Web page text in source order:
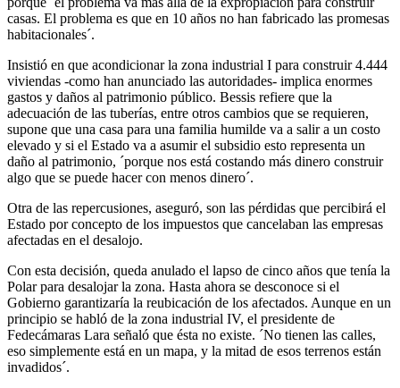
casas. El problema es que en 10 años no han fabricado las promesas
habitacionales´.
Insistió en que acondicionar la zona industrial I para construir 4.444
viviendas -como han anunciado las autoridades- implica enormes
gastos y daños al patrimonio público. Bessis refiere que la
adecuación de las tuberías, entre otros cambios que se requieren,
supone que una casa para una familia humilde va a salir a un costo
elevado y si el Estado va a asumir el subsidio esto representa un
daño al patrimonio, ´porque nos está costando más dinero construir
algo que se puede hacer con menos dinero´.
Otra de las repercusiones, aseguró, son las pérdidas que percibirá el
Estado por concepto de los impuestos que cancelaban las empresas
afectadas en el desalojo.
Con esta decisión, queda anulado el lapso de cinco años que tenía la
Polar para desalojar la zona. Hasta ahora se desconoce si el
Gobierno garantizaría la reubicación de los afectados. Aunque en un
principio se habló de la zona industrial IV, el presidente de
Fedecámaras Lara señaló que ésta no existe. ´No tienen las calles,
eso simplemente está en un mapa, y la mitad de esos terrenos están
invadidos´.